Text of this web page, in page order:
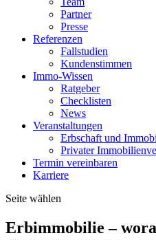
Partner
Presse
Referenzen
Fallstudien
Kundenstimmen
Immo-Wissen
Ratgeber
Checklisten
News
Veranstaltungen
Erbschaft und
Privater
Termin vereinbaren
Karriere
Seite wählen
Erbimmobilie –